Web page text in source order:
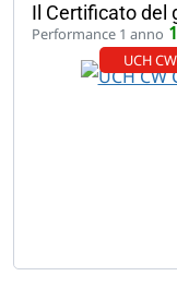
Il Certificato del
Performance 1 anno
UCH